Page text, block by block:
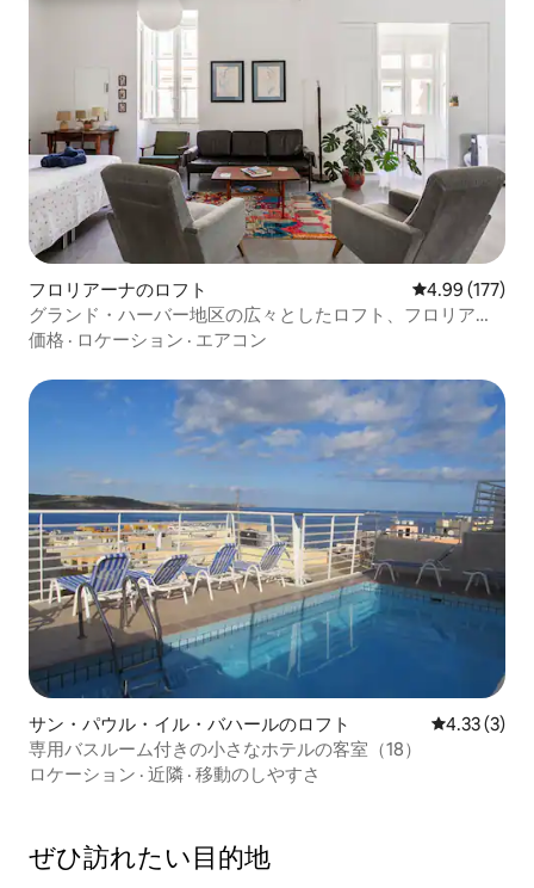
フロリアーナのロフト レビュー177
4.99 (177)
グランド・ハーバー地区の広々としたロフト、フロリアー
ナ
価格 · ロケーション · エアコン
サン・パウル・イル・バハールのロフト レビュー3
4.33 (3)
専用バスルーム付きの小さなホテルの客室（18）
ロケーション · 近隣 · 移動のしやすさ
ぜひ訪⁠れ⁠た⁠い目⁠的⁠地